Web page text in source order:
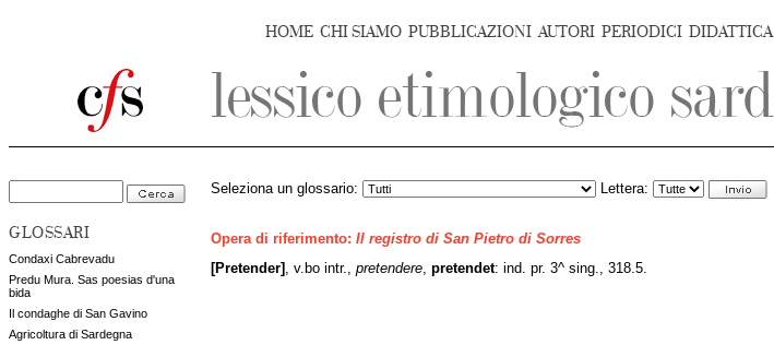
HOME CHI SIAMO PUBBLICAZIONI AUTORI PERIODICI DIDATTICA
GLOSSARI
Condaxi Cabrevadu
Predu Mura. Sas poesias d'una
bida
Il condaghe di San Gavino
Agricoltura di Sardegna
Seleziona un glossario: Lettera:
Opera di riferimento: Il registro di San Pietro di Sorres
[Pretender]
, v.bo intr., pretendere pretendet: ind. pr. 3^ sing., 318.5.